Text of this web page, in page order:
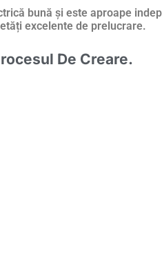
bună și este aproape
excelente de prelucrare.
De Creare.